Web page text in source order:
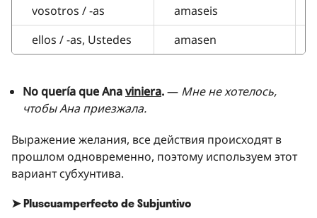
vosotros / -as
amaseis
ellos / -as, Ustedes
amasen
No quería que Anaviniera.— Мне не хотелось,
чтобы Ана приезжала.
Выражение желания, все действия происходят в
прошлом одновременно, поэтому используем этот
вариант субхунтива.
➤ Pluscuamperfecto de Subjuntivo